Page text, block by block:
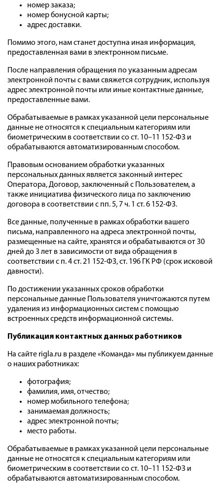
номер заказа;
номер бонусной карты;
адрес доставки.
Помимо этого, нам станет доступна иная информация,
предоставленная вами в электронном письме.
После направления обращения по указанным адресам
электронной почты с вами свяжется сотрудник, используя
адрес электронной почты или иные контактные данные,
предоставленные вами.
Обрабатываемые в рамках указанной цели персональные
данные не относятся к специальным категориям или
биометрическим в соответствии со ст. 10–11 152-ФЗ и
обрабатываются автоматизированным способом.
Правовым основанием обработки указанных
персональных данных является законный интерес
Оператора, Договор, заключенный с Пользователем, а
также инициатива физического лица по заключению
договора в соответствии с пп. 5, 7 ч. 1 ст. 6 152-ФЗ.
Все данные, полученные в рамках обработки вашего
письма, направленного на адреса электронной почты,
размещенные на сайте, хранятся и обрабатываются от 30
дней до 3 лет в зависимости от вида обращения в
соответствии с п. 4 ст. 21 152-ФЗ, ст. 196 ГК РФ (срок исковой
давности).
По достижении указанных сроков обработки
персональные данные Пользователя уничтожаются путем
удаления из информационных систем с помощью
встроенных средств информационной системы.
Публикация контактных данных работников
На сайте rigla.ru в разделе «Команда» мы публикуем данные
о наших работниках:
фотография;
фамилия, имя, отчество;
номер мобильного телефона;
занимаемая должность;
адрес электронной почты;
место работы.
Обрабатываемые в рамках указанной цели персональные
данные не относятся к специальным категориям или
биометрическим в соответствии со ст. 10–11 152-ФЗ и
обрабатываются автоматизированным способом.